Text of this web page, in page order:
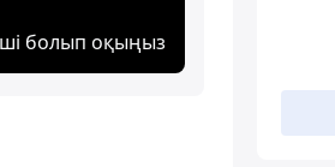
болып оқыңыз